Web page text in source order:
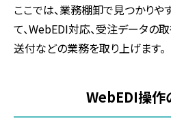
ここでは、業務棚卸で見つかり
て、WebEDI対応、受注データの
送付などの業務を取り上げます。
WebEDI操作